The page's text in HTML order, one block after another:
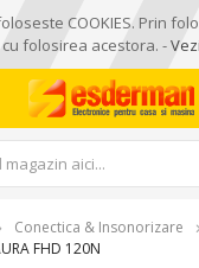
COOKIES. Prin
folosirea acestora. -
Conectica & Insonorizare
FHD 120N